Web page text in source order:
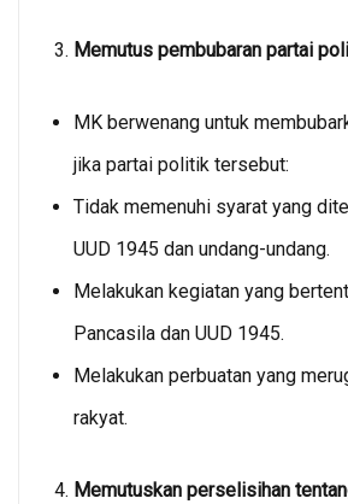
Memutus pembubaran partai
MK berwenang untuk
jika partai politik tersebut:
Tidak memenuhi syarat yang
UUD 1945 dan undang-undang.
Melakukan kegiatan yang
Pancasila dan UUD 1945.
Melakukan perbuatan yang
rakyat.
Memutuskan perselisihan